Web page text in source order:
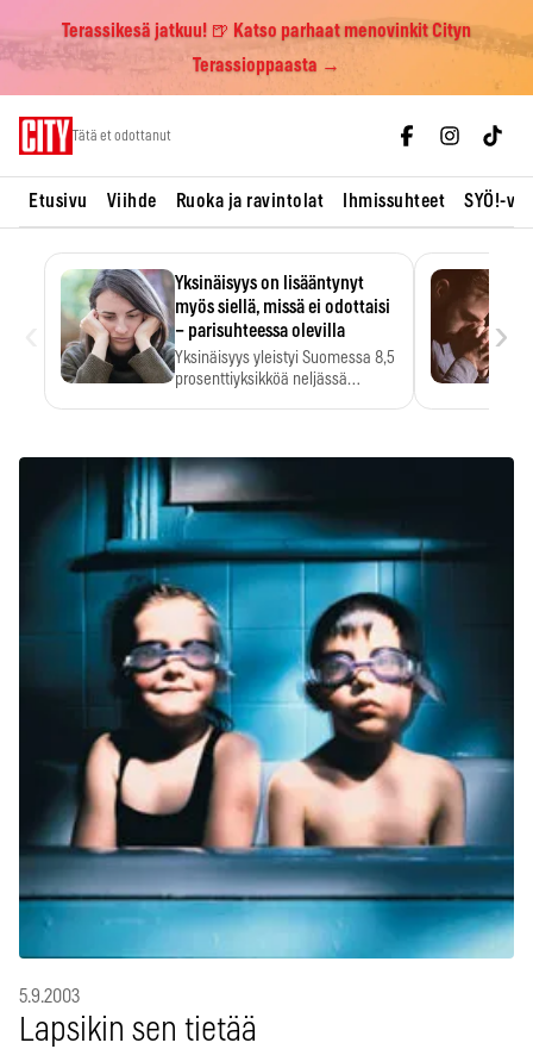
Terassikesä jatkuu! 🍺 Katso parhaat menovinkit Cityn
Terassioppaasta →
Tätä et odottanut
Etusivu Viihde Ruoka ja ravintolat Ihmissuhteet SYÖ!-
Yksinäisyys on lisääntynyt
myös siellä, missä ei odottaisi
– parisuhteessa olevilla
Yksinäisyys yleistyi Suomessa 8,5
prosenttiyksikköä neljässä
›
5.9.2003
Lapsikin sen tietää